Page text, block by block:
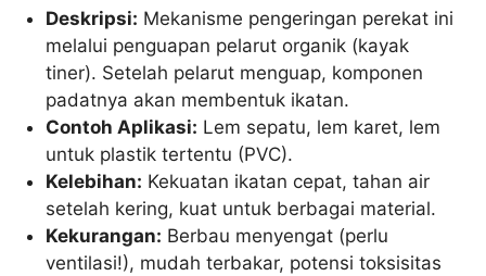
Deskripsi: Mekanisme pengeringan perekat ini
melalui penguapan pelarut organik (kayak
tiner). Setelah pelarut menguap, komponen
padatnya akan membentuk ikatan.
Contoh Aplikasi: Lem sepatu, lem karet, lem
untuk plastik tertentu (PVC).
Kelebihan: Kekuatan ikatan cepat, tahan air
setelah kering, kuat untuk berbagai material.
Kekurangan: Berbau menyengat (perlu
ventilasi!), mudah terbakar, potensi toksisitas